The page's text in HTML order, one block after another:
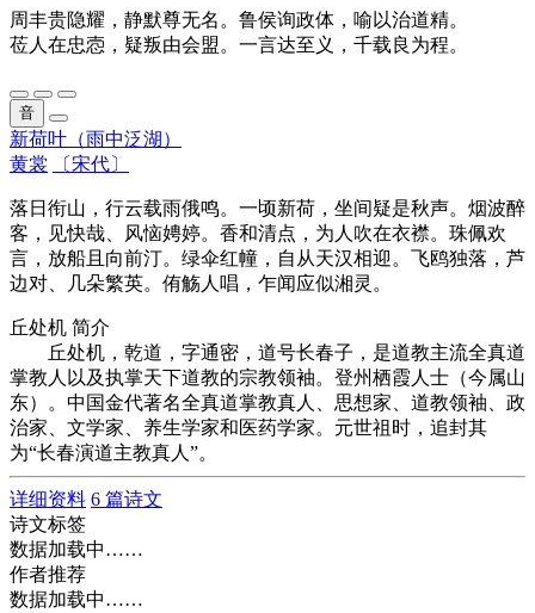
周丰贵隐耀，静默尊无名。鲁侯询政体，喻以治道精。
莅人在忠悫，疑叛由会盟。一言达至义，千载良为程。
音
新荷叶（雨中泛湖）
黄裳
〔宋代〕
落日衔山，行云载雨俄鸣。一顷新荷，坐间疑是秋声。烟波醉
客，见快哉、风恼娉婷。香和清点，为人吹在衣襟。珠佩欢
言，放船且向前汀。绿伞红幢，自从天汉相迎。飞鸥独落，芦
边对、几朵繁英。侑觞人唱，乍闻应似湘灵。
丘处机 简介
丘处机，乾道，字通密，道号长春子，是道教主流全真道
掌教人以及执掌天下道教的宗教领袖。登州栖霞人士（今属山
东）。中国金代著名全真道掌教真人、思想家、道教领袖、政
治家、文学家、养生学家和医药学家。元世祖时，追封其
为“长春演道主教真人”。
详细资料 6 篇诗文
诗文标签
数据加载中……
作者推荐
数据加载中……